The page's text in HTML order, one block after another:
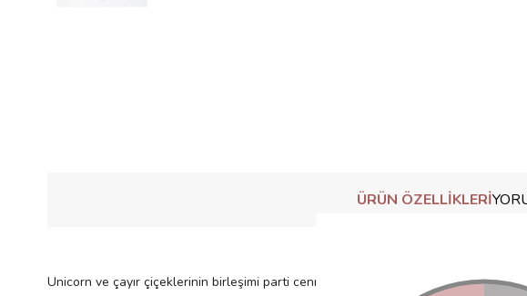
ÜRÜN ÖZELLIKLERI
Unicorn ve çayır çiçeklerinin birleşimi parti cennetinde yapılmış bir eşleşmedir.